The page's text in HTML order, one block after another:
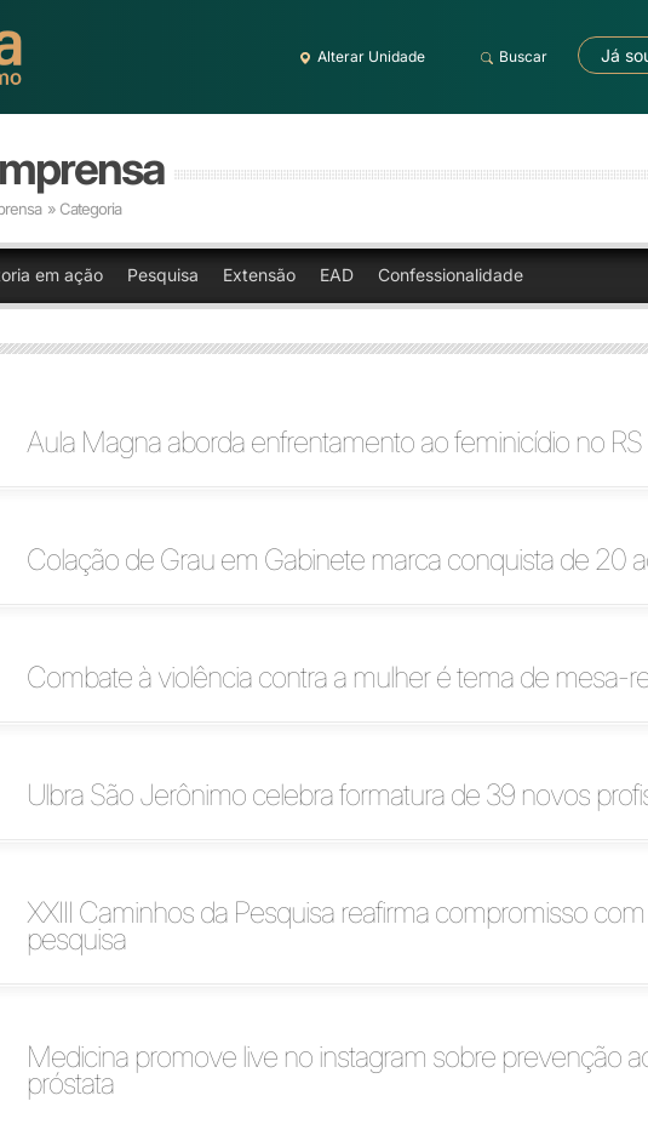
Alterar Unidade Buscar Já
» Categoria
em ação Pesquisa Extensão EAD Confessionalidade
Aula Magna aborda enfrentamento ao feminicídio no RS
Colação de Grau em Gabinete marca conquista de 20
Combate à violência contra a mulher é tema de mesa-
Ulbra São Jerônimo celebra formatura de 39 novos
XXIII Caminhos da Pesquisa reafirma compromisso
pesquisa
Medicina promove live no instagram sobre prevenção
próstata